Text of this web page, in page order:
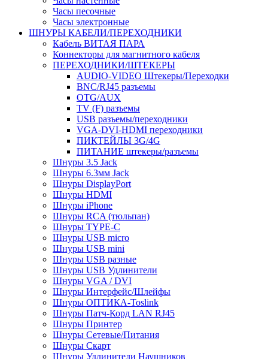
Часы песочные
Часы электронные
ШНУРЫ КАБЕЛИ/ПЕРЕХОДНИКИ
Кабель ВИТАЯ ПАРА
Коннекторы для магнитного кабеля
ПЕРЕХОДНИКИ/ШТЕКЕРЫ
AUDIO-VIDEO Штекеры/Переходки
BNC/RJ45 разъемы
OTG/AUX
TV (F) разъемы
USB разъемы/переходники
VGA-DVI-HDMI переходники
ПИКТЕЙЛЫ 3G/4G
ПИТАНИЕ штекеры/разъемы
Шнуры 3.5 Jack
Шнуры 6.3мм Jack
Шнуры DisplayPort
Шнуры HDMI
Шнуры iPhone
Шнуры RCA (тюльпан)
Шнуры TYPE-C
Шнуры USB micro
Шнуры USB mini
Шнуры USB разные
Шнуры USB Удлинители
Шнуры VGA / DVI
Шнуры Интерфейс/Шлейфы
Шнуры ОПТИКА-Toslink
Шнуры Патч-Корд LAN RJ45
Шнуры Принтер
Шнуры Сетевые/Питания
Шнуры Скарт
Шнуры Удлинители Наушников